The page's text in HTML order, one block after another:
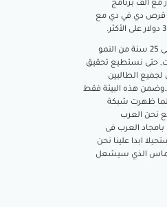
ألف برنامج
قرص دي في دي مع
حسب توقعي فإننا نحتاج إلى 20 إلى 25 سنة من النمو
حتى نستطيع تحقيق
الطالبين
هذه البيئة فقط
ظهرت شبكة
نحن العرب
بامجاد العرب فى
ابدا علينا نحن
الذي سيشعل